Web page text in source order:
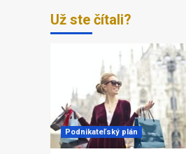
Už ste čítali?
Podnikateľský plán